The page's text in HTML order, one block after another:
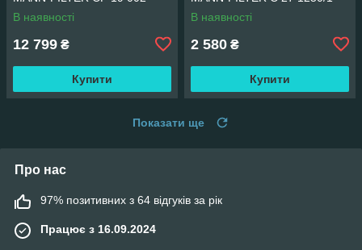
В наявності
12 799 ₴
Купити
В наявності
2 580 ₴
Купити
Показати ще
Про нас
97% позитивних з 64 відгуків за рік
Працює з 16.09.2024